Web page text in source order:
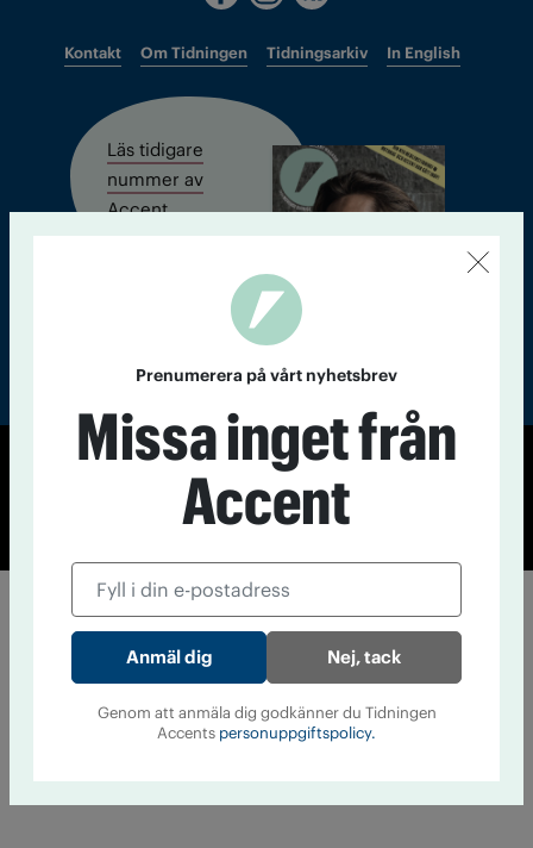
Kontakt Om Tidningen Tidningsarkiv In English
Läs tidigare
nummer av
Accent
© Tidningen Accent 2026
Cookiepolicy
Personuppgiftspolicy
Prenumerera på vårt nyhetsbrev
Missa inget från
Accent
Nej, tack
Genom att anmäla dig godkänner du Tidningen
Accents personuppgiftspolicy.